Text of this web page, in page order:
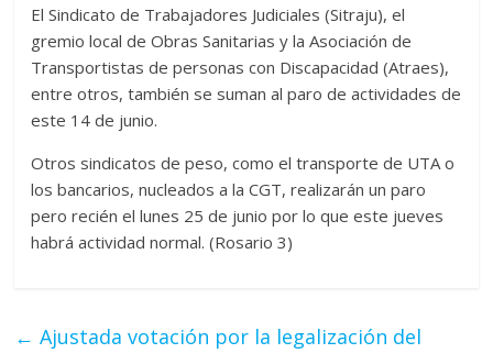
El Sindicato de Trabajadores Judiciales (Sitraju), el
gremio local de Obras Sanitarias y la Asociación de
Transportistas de personas con Discapacidad (Atraes),
entre otros, también se suman al paro de actividades de
este 14 de junio.
Otros sindicatos de peso, como el transporte de UTA o
los bancarios, nucleados a la CGT, realizarán un paro
pero recién el lunes 25 de junio por lo que este jueves
habrá actividad normal. (Rosario 3)
← Ajustada votación por la legalización del